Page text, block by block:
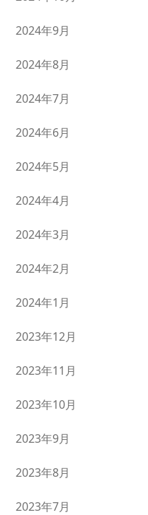
2024年9月
2024年8月
2024年7月
2024年6月
2024年5月
2024年4月
2024年3月
2024年2月
2024年1月
2023年12月
2023年11月
2023年10月
2023年9月
2023年8月
2023年7月